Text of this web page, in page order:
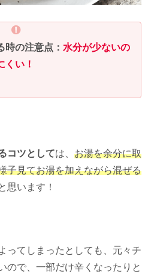
時の注意点： 水分が少ないの
くい！
コツとしては、 お湯を余分に取
子見てお湯を加えながら混ぜる
思います！
ってしまったとしても、元々チ
ので、一部だけ辛くなったりと